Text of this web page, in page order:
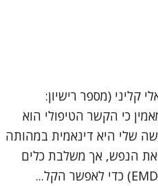
קליני (מספר רישיון:
מאמין כי הקשר הטיפולי הוא
שלי היא דינאמית במהותה
את הנפש, אך משלבת כלים